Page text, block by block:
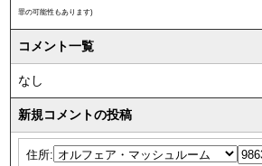
罪の可能性もあります)
コメント一覧
なし
新規コメントの投稿
住所: